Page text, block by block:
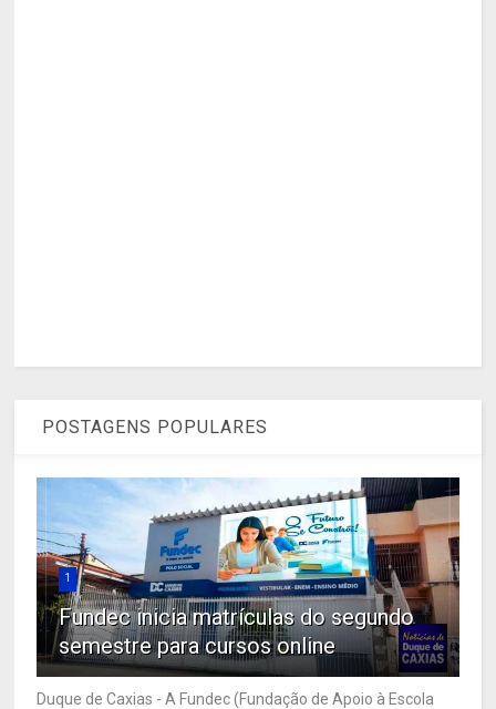
POSTAGENS POPULARES
1
Fundec inicia matrículas do segundo
semestre para cursos online
Duque de Caxias - A Fundec (Fundação de Apoio à Escola